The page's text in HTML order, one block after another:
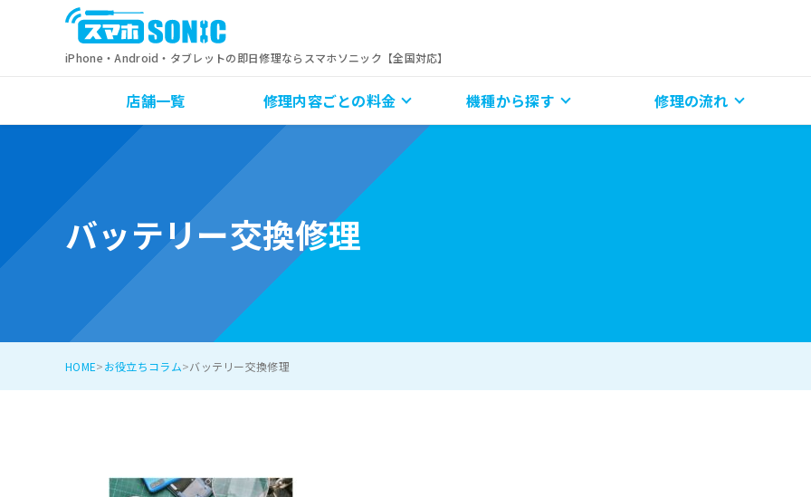
iPhone・Android・タブレットの即日修理ならスマホソニック【全国対応】
店舗一覧 修理内容ごとの料金 機種から探す 修理の流れ
バッテリー交換修理
HOME お役立ちコラム バッテリー交換修理